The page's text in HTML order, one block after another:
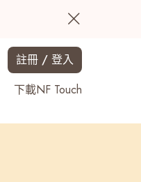
註冊 / 登入
下載NF Touch